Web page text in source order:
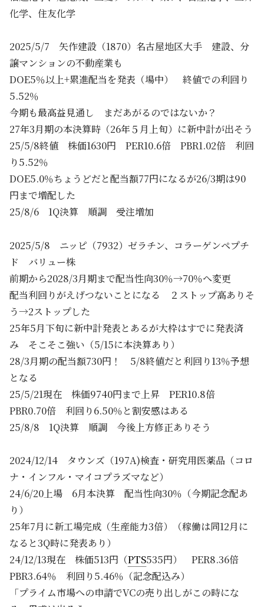
化学、住友化学
2025/5/7 矢作建設（1870）名古屋地区大手 建設、分
譲マンションの不動産業も
DOE5％以上+累進配当を発表（場中） 終値での利回り
5.52％
今期も最高益見通し まだあがるのではないか？
27年3月期の本決算時（26年５月上旬）に新中計が出そう
25/5/8終値 株価1630円 PER10.6倍 PBR1.02倍 利回
り5.52％
DOE5.0％ちょうどだと配当額77円になるが26/3期は90
円まで増配した
25/8/6 1Q決算 順調 受注増加
2025/5/8 ニッピ（7932）ゼラチン、コラーゲンペプチ
ド バリュー株
前期から2028/3月期まで配当性向30％→70％へ変更
配当利回りがえげつないことになる ２ストップ高ありそ
う→2ストップした
25年5月下旬に新中計発表とあるが大枠はすでに発表済
み そこそこ強い（5/15に本決算あり）
28/3月期の配当額730円！ 5/8終値だと利回り13％予想
となる
25/5/21現在 株価9740円まで上昇 PER10.8倍
PBR0.70倍 利回り6.50％と割安感はある
25/8/8 1Q決算 順調 今後上方修正ありそう
2024/12/14 タウンズ（197A)検査・研究用医薬品（コロ
ナ・インフル・マイコプラズマなど）
24/6/20上場 6月本決算 配当性向30％（今期記念配あ
り）
25年7月に新工場完成（生産能力3倍）（稼働は同12月に
なると3Q時に発表あり）
24/12/13現在 株価513円（PTS535円） PER8.36倍
PBR3.64％ 利回り5.46％（記念配込み）
「プライム市場への申請でVCの売り出しがこの時にな